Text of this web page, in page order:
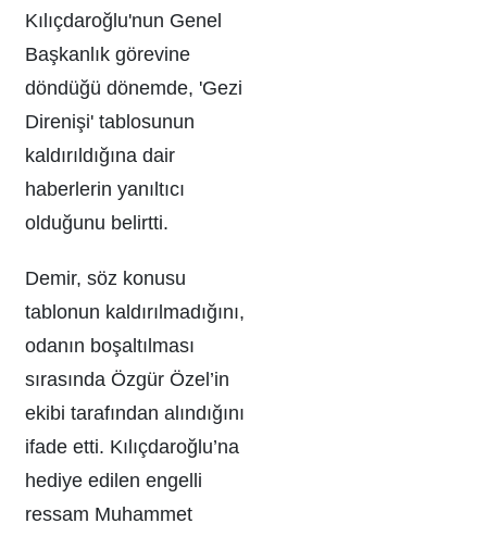
Kılıçdaroğlu'nun Genel
Başkanlık görevine
döndüğü dönemde, 'Gezi
Direnişi' tablosunun
kaldırıldığına dair
haberlerin yanıltıcı
olduğunu belirtti.
Demir, söz konusu
tablonun kaldırılmadığını,
odanın boşaltılması
sırasında Özgür Özel’in
ekibi tarafından alındığını
ifade etti. Kılıçdaroğlu’na
hediye edilen engelli
ressam Muhammet